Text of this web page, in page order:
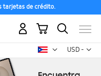
tarjetas de crédito.
USD -
dólar
Mi carrito